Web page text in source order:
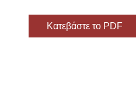
Κατεβάστε το PDF